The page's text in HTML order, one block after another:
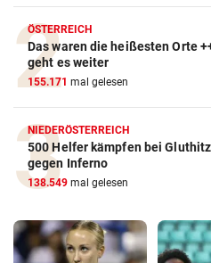
ÖSTERREICH
Das waren die heißesten Orte
geht es weiter
155.171 mal gelesen
NIEDERÖSTERREICH
500 Helfer kämpfen bei
gegen Inferno
138.549 mal gelesen